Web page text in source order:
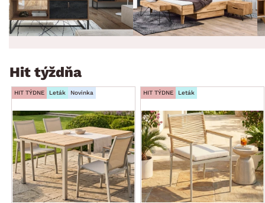
Hit týždňa
HIT TÝDNE Leták Novinka HIT TÝDNE Leták